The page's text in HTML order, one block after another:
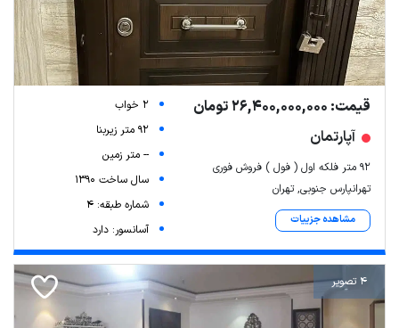
قیمت: 26,400,000,000 تومان
آپارتمان
۹۲ متر فلکه اول ( فول ) فروش فوری
تهرانپارس جنوبی, تهران
مشاهده جزییات
2 خواب
92 متر زیربنا
-- متر زمین
سال ساخت 1390
شماره طبقه: 4
آسانسور: دارد
4 تصویر